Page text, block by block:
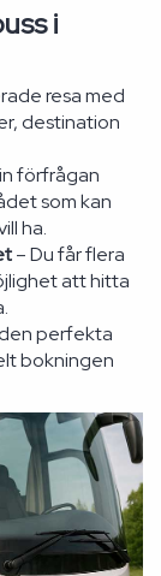
i
resa med
destination
förfrågan
som kan
ha.
– Du får flera
att hitta
perfekta
bokningen